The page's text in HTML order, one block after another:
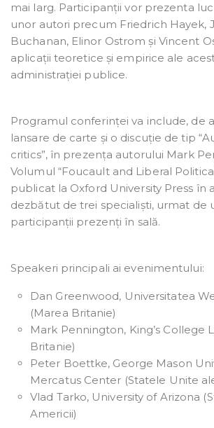
mai larg. Participanții vor prezenta
unor autori precum Friedrich Hayek,
Buchanan, Elinor Ostrom și Vincent
aplicații teoretice și empirice ale
administrației publice.
Programul conferinței va include, de
lansare de carte și o discuție de tip
critics”, în prezența autorului Mark
Volumul “Foucault and Liberal
publicat la Oxford University Press în
dezbătut de trei specialiști, urmat de
participanții prezenți în sală.
Speakeri principali ai evenimentului:
Dan Greenwood, Universitatea
(Marea Britanie)
Mark Pennington, King’s College
Britanie)
Peter Boettke, George Mason
Mercatus Center (Statele Unite
Vlad Tarko, University of Arizona
Americii)